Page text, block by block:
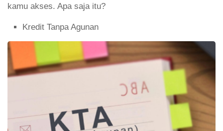
kamu akses. Apa saja itu?
Kredit Tanpa Agunan